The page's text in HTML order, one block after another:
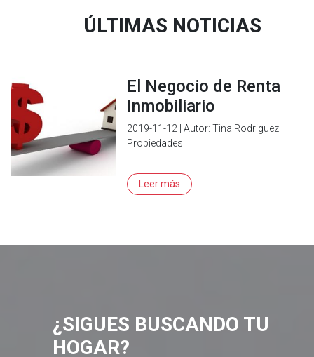
ÚLTIMAS NOTICIAS
El Negocio de Renta
Inmobiliario
2019-11-12 | Autor: Tina Rodriguez
Propiedades
Leer más
¿SIGUES BUSCANDO TU
HOGAR?